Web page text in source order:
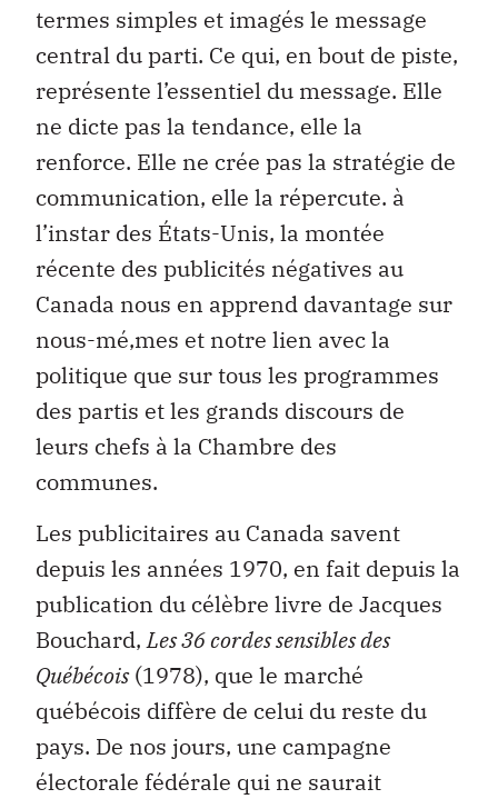
termes simples et imagés le message
central du parti. Ce qui, en bout de piste,
représente l’essentiel du message. Elle
ne dicte pas la tendance, elle la
renforce. Elle ne crée pas la stratégie de
communication, elle la répercute. à
l’instar des États-Unis, la montée
récente des publicités négatives au
Canada nous en apprend davantage sur
nous-mé‚mes et notre lien avec la
politique que sur tous les programmes
des partis et les grands discours de
leurs chefs à la Chambre des
communes.
Les publicitaires au Canada savent
depuis les années 1970, en fait depuis la
publication du célèbre livre de Jacques
Bouchard,Les 36 cordes sensibles des
Québécois(1978), que le marché
québécois diffère de celui du reste du
pays. De nos jours, une campagne
électorale fédérale qui ne saurait